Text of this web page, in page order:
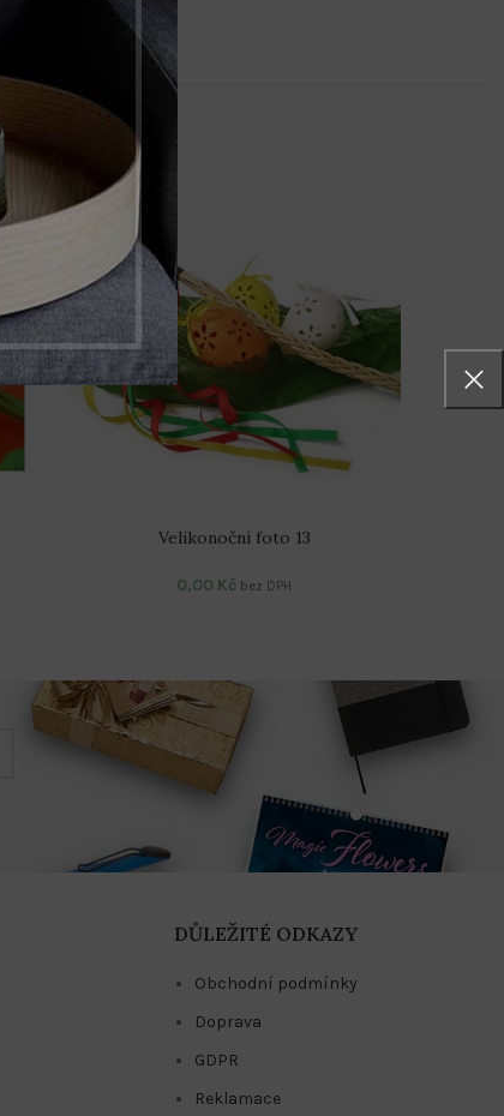
Kalendáře s firemním potiskem
Velikonoční foto 13
0,00 Kč bez DPH
DŮLEŽITÉ ODKAZY
Obchodní podmínky
Doprava
GDPR
Reklamace